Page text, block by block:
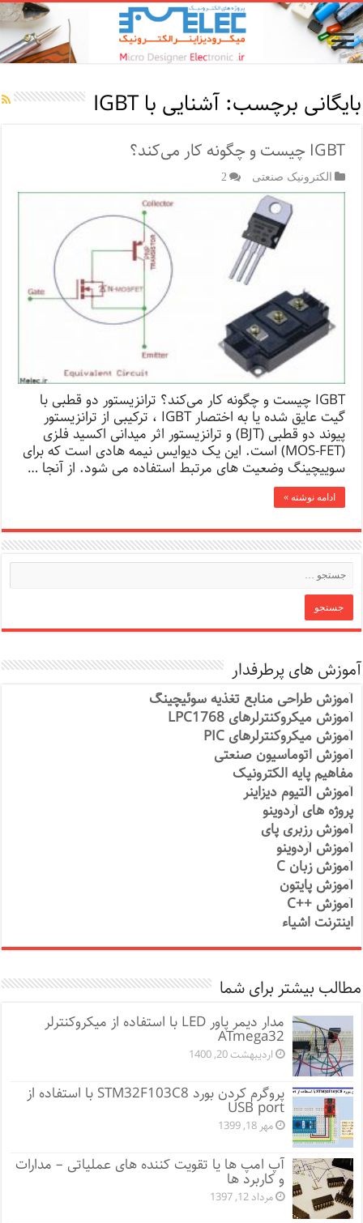
بایگانی برچسب:آشنایی با IGBT
IGBT چیست و چگونه کار می‌کند؟
الکترونیک صنعتی 2
IGBT چیست و چگونه کار می‌کند؟ ترانزیستور دو قطبی با
گیت عایق شده یا به اختصار IGBT ، ترکیبی از ترانزیستور
پیوند دو قطبی (BJT) و ترانزیستور اثر میدانی اکسید فلزی
(MOS-FET) است. این یک دیوایس نیمه هادی است که برای
سوییچینگ وضعیت های مرتبط استفاده می شود. از آنجا …
ادامه نوشته »
آموزش های پرطرفدار
آموزش طراحی منابع تغذیه سوئیچینگ
آموزش میکروکنترلرهای LPC1768
آموزش میکروکنترلرهای PIC
آموزش اتوماسیون صنعتی
مفاهیم پایه الکترونیک
آموزش آلتیوم دیزاینر
پروژه های آردوینو
آموزش رزبری پای
آموزش آردوینو
آموزش زبان C
آموزش پایتون
آموزش ++C
اینترنت اشیاء
مطالب بیشتر برای شما
مدار دیمر پاور LED با استفاده از میکروکنترلر
ATmega32
اردیبهشت 20, 1400
پروگرم کردن بورد STM32F103C8 با استفاده از
USB port
مهر 18, 1399
آپ امپ ها یا تقویت کننده های عملیاتی – مدارات
و کاربرد ها
مرداد 12, 1397